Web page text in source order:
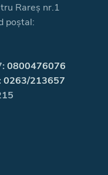
Rareș nr.1
poștal:
0800476076
0263/213657